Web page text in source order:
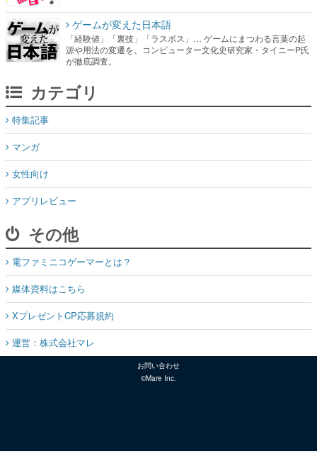
ゲームが変えた日本語
「経験値」「裏技」「ラスボス」… ゲームにまつわる言葉の起
源や用法の変遷を、コンピューター文化史研究家・タイニーP氏
が徹底調査。
カテゴリ
特集記事
マンガ
女性向け
アプリレビュー
その他
電ファミニコゲーマーとは？
媒体資料はこちら
XプレゼントCP応募規約
運営：株式会社マレ
お問い合わせ
©Mare Inc.